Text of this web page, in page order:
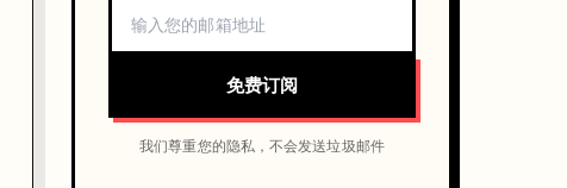
免费订阅
我们尊重您的隐私，不会发送垃圾邮件